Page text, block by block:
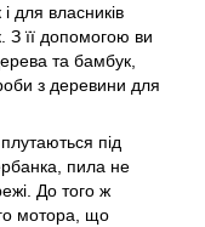
для власників
З її допомогою ви
та бамбук,
з деревини для
під
пила не
До того ж
мотора, що